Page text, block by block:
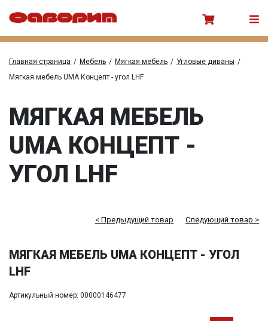
Главная страница / Мебель / Мягкая мебель / Угловые диваны /
Мягкая мебель UMA Концепт - угол LHF
МЯГКАЯ МЕБЕЛЬ
UMA КОНЦЕПТ -
УГОЛ LHF
< Предыдущий товар Следующий товар >
МЯГКАЯ МЕБЕЛЬ UMA КОНЦЕПТ - УГОЛ
LHF
Артикульный номер: 00000146477